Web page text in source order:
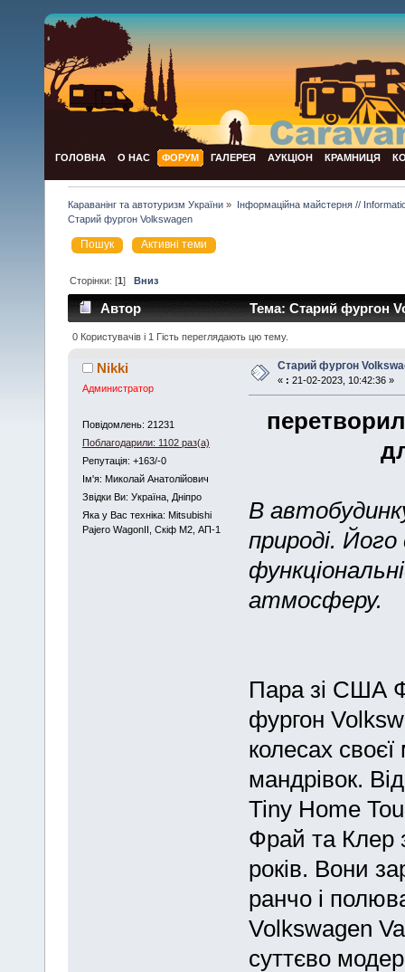
ГОЛОВНА О НАС ФОРУМ ГАЛЕРЕЯ АУКЦІОН КРАМНИЦЯ
Караванінг та автотуризм України » Інформаційна майстерня //
Старий фургон Volkswagen
Пошук Активні теми
Сторінки: [1]Вниз
Автор Тема: Старий фургон
0 Користувачів і 1 Гість переглядають цю тему.
Nikki
Администратор
Повідомлень: 21231
Поблагодарили: 1102 раз(а)
Репутація: +163/-0
Iм'я: Миколай Анатолійович
Звідки Ви: Україна, Дніпро
Яка у Вас техніка: Mitsubishi
Pajero WagonII, Скіф М2, АП-1
Старий фургон
« : 21-02-2023, 10:42:36 »
В
природі.
атмосферу.
Пара зі США
фургон
колесах
мандрівок.
Tiny Home
Фрай та Клер
років. Вони
ранчо і
Volkswagen
суттєво